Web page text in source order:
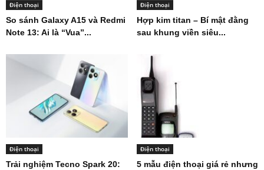
Điện thoại
So sánh Galaxy A15 và Redmi
Note 13: Ai là “Vua”...
Điện thoại
Hợp kim titan – Bí mật đằng
sau khung viền siêu...
Điện thoại
Trải nghiệm Tecno Spark 20:
Điện thoại
5 mẫu điện thoại giá rẻ nhưng